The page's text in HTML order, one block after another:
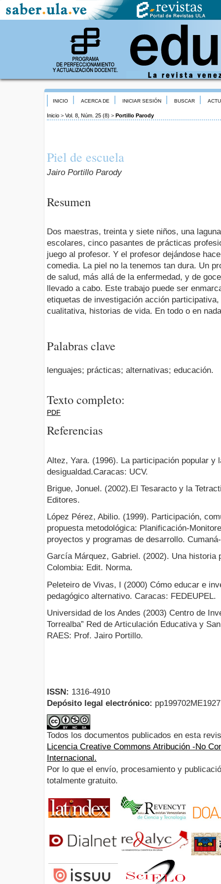
INICIO ACERCA DE INICIAR SESIÓN BUSCAR
Inicio > Vol. 8, Núm. 25 (8) > Portillo Parody
Piel de escuela
Jairo Portillo Parody
Resumen
Dos maestras, treinta y siete niños, una
escolares, cinco pasantes de prácticas
juego al profesor. Y el profesor dejándose
comedia. La piel no la tenemos tan dura. Un
de salud, más allá de la enfermedad, y de
llevado a cabo. Este trabajo puede ser
etiquetas de investigación acción
cualitativa, historias de vida. En todo o en
Palabras clave
lenguajes; prácticas; alternativas; educación.
Texto completo:
PDF
Referencias
Altez, Yara. (1996). La participación popular y
desigualdad.Caracas: UCV.
Brigue, Jonuel. (2002).El Tesaracto y la
Editores.
López Pérez, Abilio. (1999). Participación,
propuesta metodológica: Planificación-
proyectos y programas de desarrollo.
García Márquez, Gabriel. (2002). Una historia
Colombia: Edit. Norma.
Peleteiro de Vivas, I (2000) Cómo educar e
pedagógico alternativo. Caracas: FEDEUPEL.
Universidad de los Andes (2003) Centro de
Torrealba” Red de Articulación Educativa y
RAES: Prof. Jairo Portillo.
ISSN: 1316-4910
Depósito legal electrónico:
Todos los documentos publicados en esta
Licencia Creative Commons Atribución -No
Internacional.
Por lo que el envío, procesamiento y
totalmente gratuito.